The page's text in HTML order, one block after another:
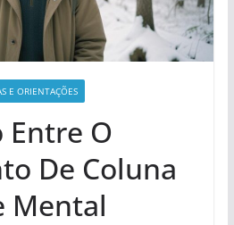
E ORIENTAÇÕES
Entre O
De Coluna
Mental